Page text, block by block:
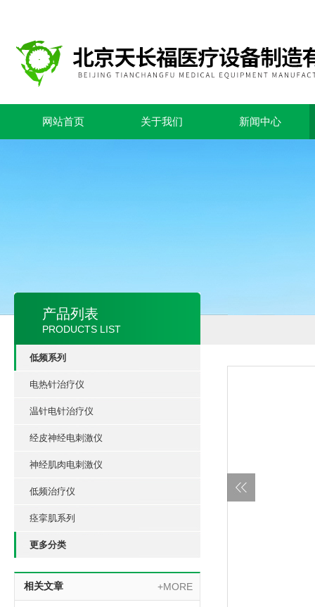
网站首页 关于我们 新闻中心
产品列表
PRODUCTS LIST
低频系列
电热针治疗仪
温针电针治疗仪
经皮神经电刺激仪
神经肌肉电刺激仪
低频治疗仪
痉挛肌系列
更多分类
相关文章 +MORE